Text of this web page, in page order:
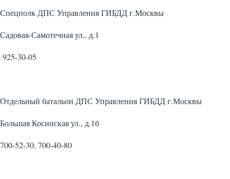
Спецполк ДПС Управления ГИБДД г.Москвы
Садовая-Самотечная ул., д.1
925-30-05
Отдельный батальон ДПС Управления ГИБДД г.Москвы
Большая Косинская ул., д.1б
700-52-30, 700-40-80